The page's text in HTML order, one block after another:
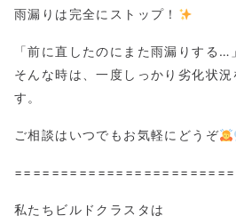
雨漏りは完全にストップ！
「前に直したのにまた雨漏りする…
そんな時は、一度しっかり劣化状
す。
ご相談はいつでもお気軽にどうぞ
私たちビルドクラスタは